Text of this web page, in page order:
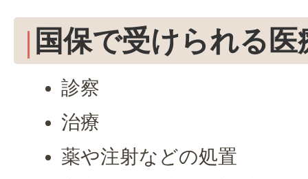
国保で受けられる医
診察
治療
薬や注射などの処置